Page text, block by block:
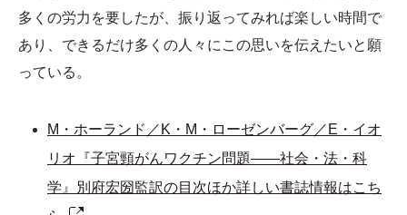
多くの労力を要したが、振り返ってみれば楽しい時間で
あり、できるだけ多くの人々にこの思いを伝えたいと願
っている。
M・ホーランド／K・M・ローゼンバーグ／E・イオ
リオ『子宮頸がんワクチン問題――社会・法・科
学』別府宏圀監訳の目次ほか詳しい書誌情報はこち